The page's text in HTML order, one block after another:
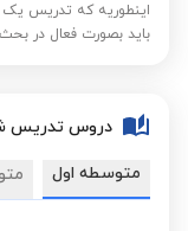
اینطوریه که تدریس یک
باید بصورت فعال در
دروس تدریس
متوسطه اول